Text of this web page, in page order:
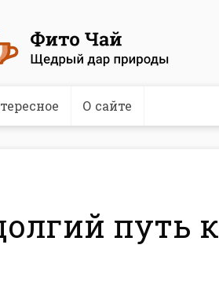
О сайте
путь к